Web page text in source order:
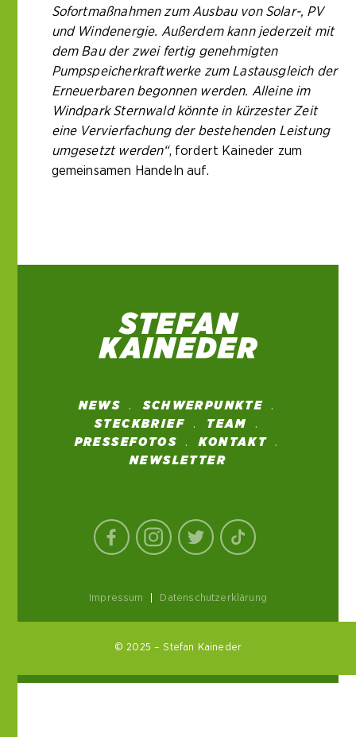
Sofortmaßnahmen zum Ausbau von Solar-, PV
und Windenergie. Außerdem kann jederzeit mit
dem Bau der zwei fertig genehmigten
Pumpspeicherkraftwerke zum Lastausgleich der
Erneuerbaren begonnen werden. Alleine im
Windpark Sternwald könnte in kürzester Zeit
eine Vervierfachung der bestehenden Leistung
umgesetzt werden“, fordert Kaineder zum
gemeinsamen Handeln auf.
NEWS
SCHWERPUNKTE
STECKBRIEF
TEAM
PRESSEFOTOS
KONTAKT
NEWSLETTER
Impressum Datenschutzerklärung
© 2025 – Stefan Kaineder